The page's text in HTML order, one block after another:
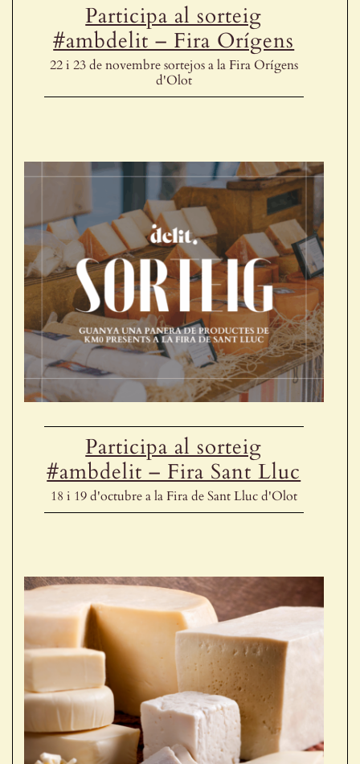
Participa al sorteig
#ambdelit – Fira Orígens
22 i 23 de novembre sortejos a la Fira Orígens
d'Olot
Participa al sorteig
#ambdelit – Fira Sant Lluc
18 i 19 d'octubre a la Fira de Sant Lluc d'Olot